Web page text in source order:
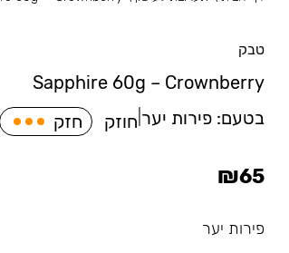
טבק
Sapphire 60g – Crownberry
בטעם: פירות יער חוזק חזק
₪65
פירות יער